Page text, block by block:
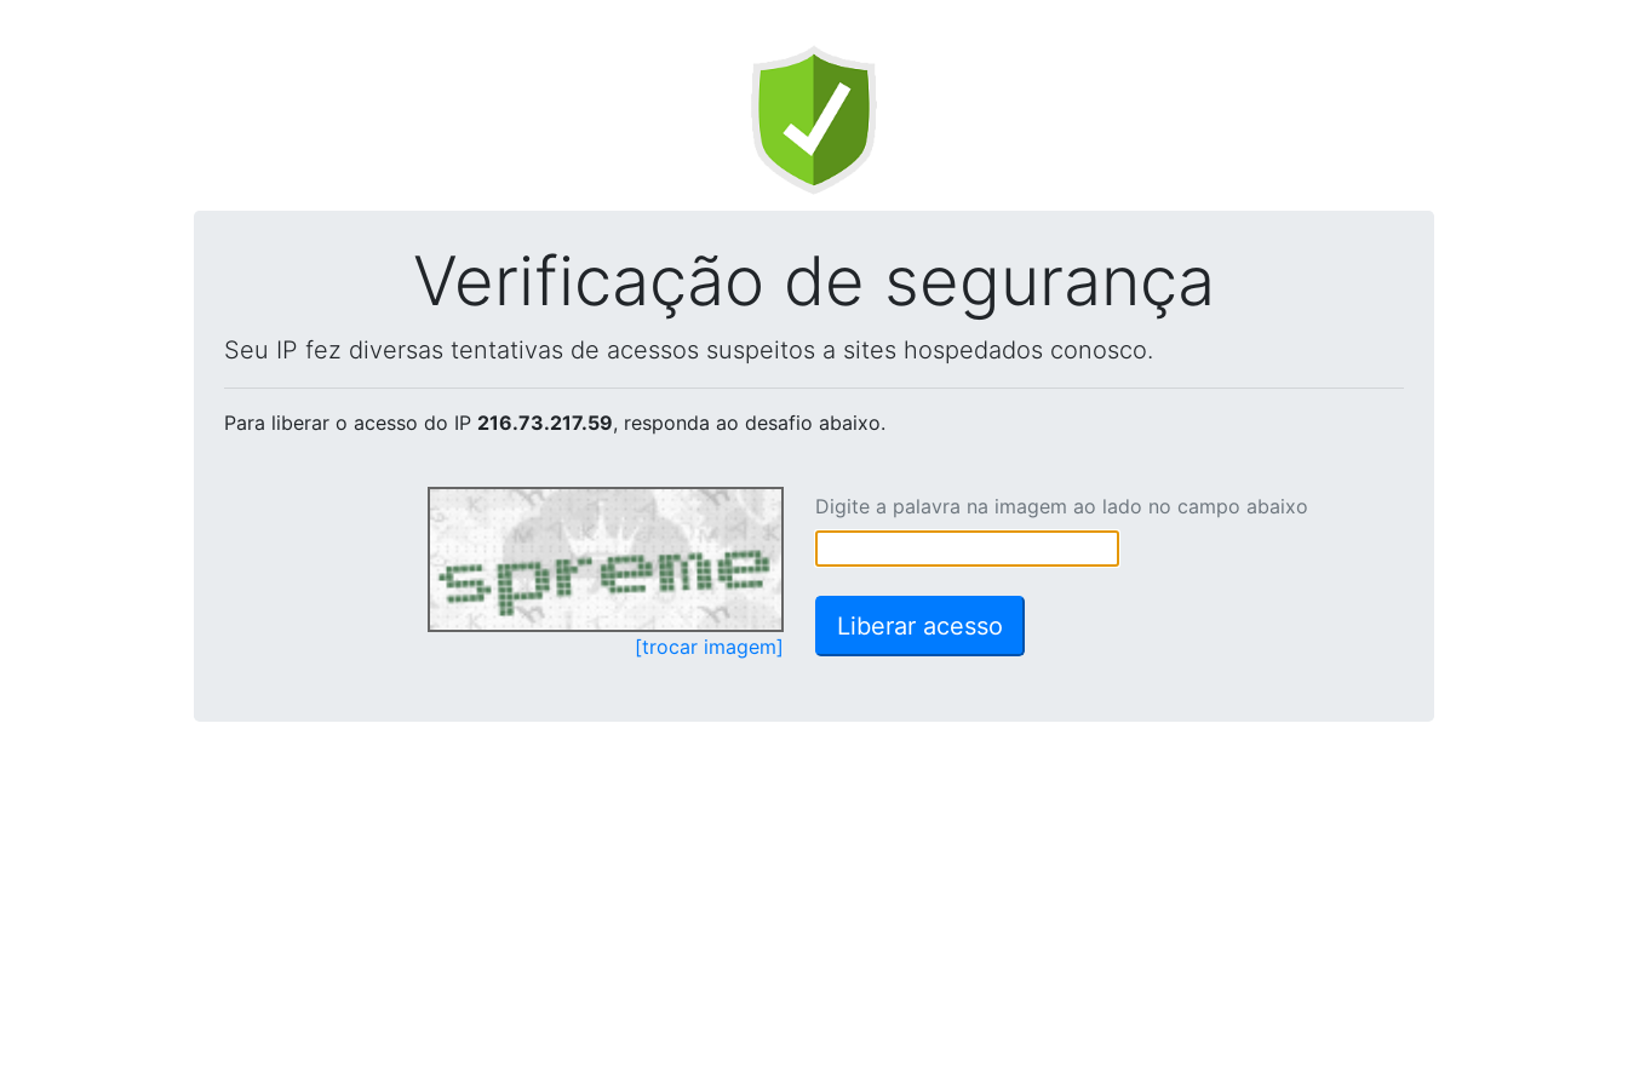
Verificação de segurança
Seu IP fez diversas tentativas de acessos suspeitos a sites hospedados conosco.
Para liberar o acesso do IP 216.73.217.59, responda ao desafio abaixo.
[trocar imagem]
Digite a palavra na imagem ao lado no campo abaixo